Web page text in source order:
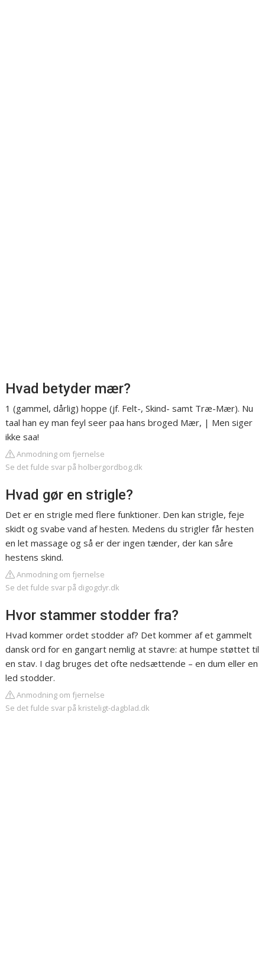
Hvad betyder mær?
1 (gammel, dårlig) hoppe (jf. Felt-, Skind- samt Træ-Mær). Nu
taal han ey man feyl seer paa hans broged Mær, | Men siger
ikke saa!
Anmodning om fjernelse
Se det fulde svar på holbergordbog.dk
Hvad gør en strigle?
Det er en strigle med flere funktioner. Den kan strigle, feje
skidt og svabe vand af hesten. Medens du strigler får hesten
en let massage og så er der ingen tænder, der kan såre
hestens skind.
Anmodning om fjernelse
Se det fulde svar på digogdyr.dk
Hvor stammer stodder fra?
Hvad kommer ordet stodder af? Det kommer af et gammelt
dansk ord for en gangart nemlig at stavre: at humpe støttet til
en stav. I dag bruges det ofte nedsættende – en dum eller en
led stodder.
Anmodning om fjernelse
Se det fulde svar på kristeligt-dagblad.dk